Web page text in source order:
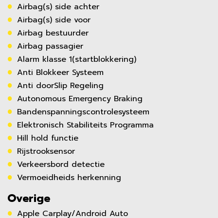
Airbag(s) side achter
Airbag(s) side voor
Airbag bestuurder
Airbag passagier
Alarm klasse 1(startblokkering)
Anti Blokkeer Systeem
Anti doorSlip Regeling
Autonomous Emergency Braking
Bandenspanningscontrolesysteem
Elektronisch Stabiliteits Programma
Hill hold functie
Rijstrooksensor
Verkeersbord detectie
Vermoeidheids herkenning
Overige
Apple Carplay/Android Auto